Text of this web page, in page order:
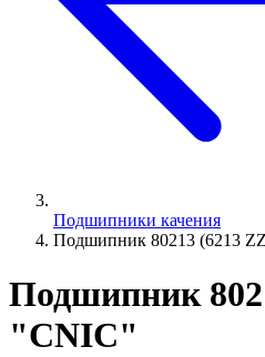
Подшипники качения
Подшипник 80213 (6213
Подшипник
"CNIC"